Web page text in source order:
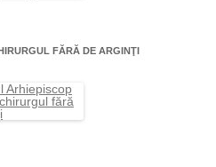
FĂRĂ DE ARGINŢI